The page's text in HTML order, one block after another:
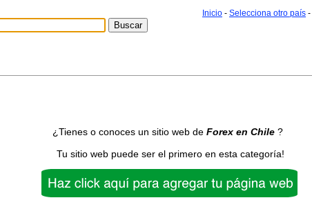
Inicio - Selecciona otro país -
¿Tienes o conoces un sitio web de Forex en Chile ?
Tu sitio web puede ser el primero en esta categoría!